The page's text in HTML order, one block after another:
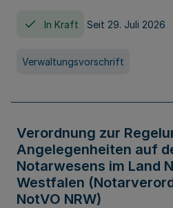
In Kraft Seit 29. Juli 2026
Verwaltungsvorschrift
Verordnung zur
Angelegenheiten auf
Notarwesens im Land
Westfalen
NotVO NRW)